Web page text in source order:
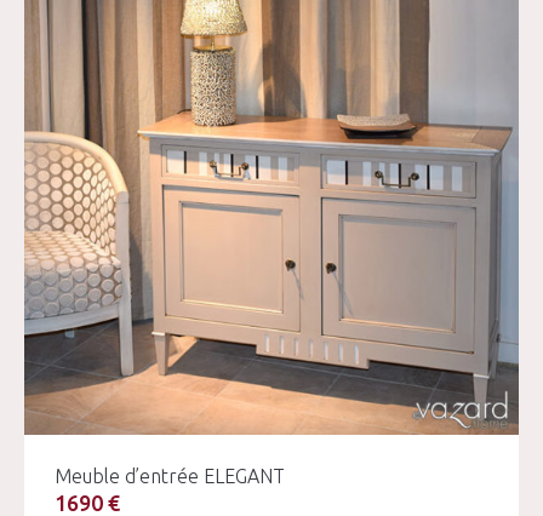
Meuble d’entrée ELEGANT
1690 €